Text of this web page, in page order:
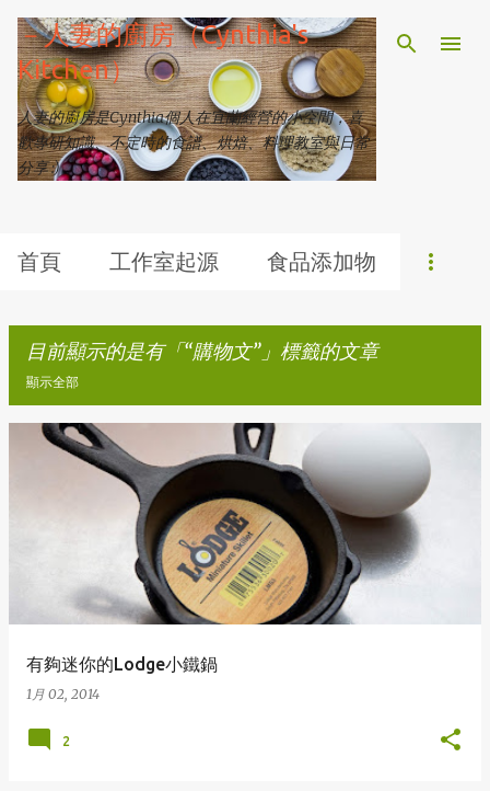
跳到主要內容
－人妻的廚房（Cynthia's
Kitchen）
人妻的廚房是Cynthia個人在宜蘭經營的小空間，喜
歡專研知識、不定時的食譜、烘焙、料理教室與日常
分享 :)
首頁 工作室起源 食品添加物
目前顯示的是有「 購物文 」標籤的文章
顯示全部
有夠迷你的Lodge小鐵鍋
1月 02, 2014
2